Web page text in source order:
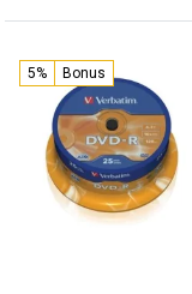
5% Bonus